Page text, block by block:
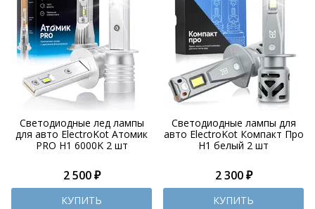
Светодиодные лед лампы
для авто ElectroKot Атомик
PRO H1 6000K 2 шт
2 500 ₽
КУПИТЬ
Светодиодные лампы для
авто ElectroKot Компакт Про
H1 белый 2 шт
2 300 ₽
КУПИТЬ